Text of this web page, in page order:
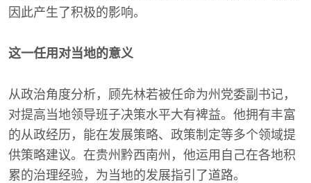
因此产生了积极的影响。
这一任用对当地的意义
从政治角度分析，顾先林若被任命为州党委副书记，
对提高当地领导班子决策水平大有裨益。他拥有丰富
的从政经历，能在发展策略、政策制定等多个领域提
供策略建议。在贵州黔西南州，他运用自己在各地积
累的治理经验，为当地的发展指引了道路。